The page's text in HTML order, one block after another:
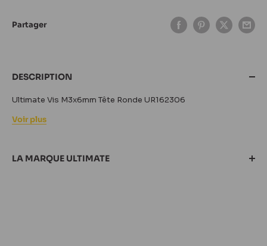
Partager
DESCRIPTION
Ultimate Vis M3x6mm Tête Ronde UR162306
Voir plus
LA MARQUE ULTIMATE